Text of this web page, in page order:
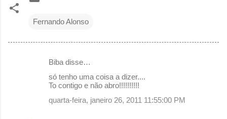
Fernando Alonso
Biba disse…
só tenho uma coisa a dizer....
To contigo e não abro!!!!!!!!!!
quarta-feira, janeiro 26, 2011 11:55:00 PM